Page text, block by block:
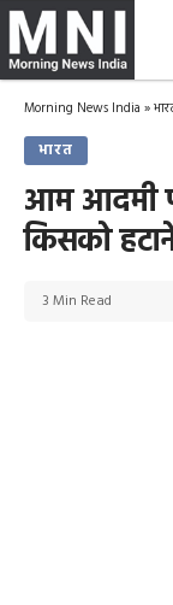
Morning News India »
भारत
आम आदमी
किसको
3 Min Read